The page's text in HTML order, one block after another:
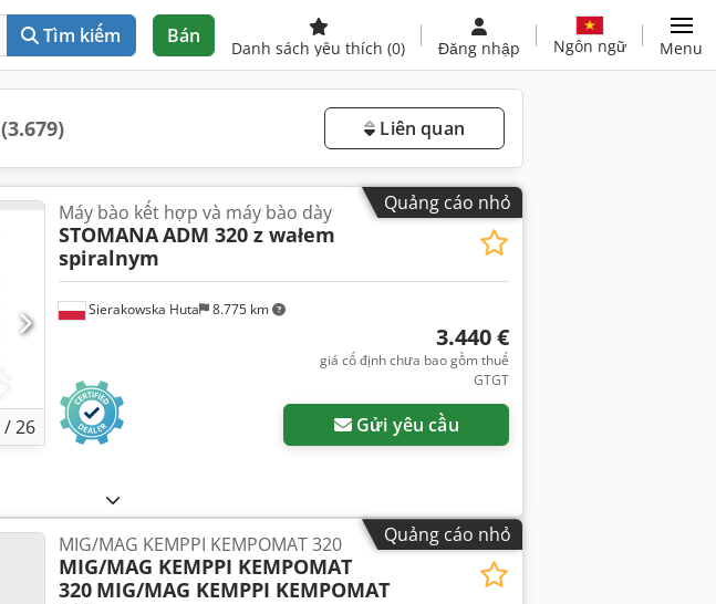
Tìm kiếm Bán
Danh sách yêu thích (0) Đăng nhập Ngôn ngữ Menu
(3.679) Liên quan
Quảng cáo nhỏ
/26
Sierakowska Huta 8.775 km
Máy bào kết hợp và máy bào dày
STOMANAADM 320 z wałem
spiralnym
3.440 €
giá cố định chưa bao gồm thuế
GTGT
Gửi yêu cầu
Quảng cáo nhỏ
MIG/MAG KEMPPI KEMPOMAT 320
MIG/MAG KEMPPI KEMPOMAT
320 MIG/MAG KEMPPI KEMPOMAT